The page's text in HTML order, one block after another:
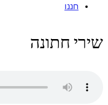
חננו
שירי חתונה